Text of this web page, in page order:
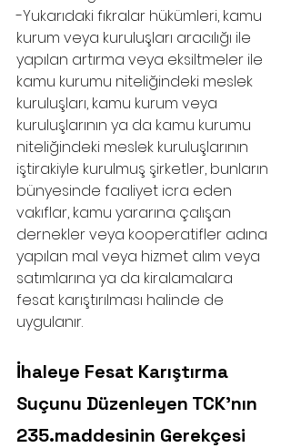
-Yukarıdaki fıkralar hükümleri, kamu
kurum veya kuruluşları aracılığı ile
yapılan artırma veya eksiltmeler ile
kamu kurumu niteliğindeki meslek
kuruluşları, kamu kurum veya
kuruluşlarının ya da kamu kurumu
niteliğindeki meslek kuruluşlarının
iştirakiyle kurulmuş şirketler, bunların
bünyesinde faaliyet icra eden
vakıflar, kamu yararına çalışan
dernekler veya kooperatifler adına
yapılan mal veya hizmet alım veya
satımlarına ya da kiralamalara
fesat karıştırılması halinde de
uygulanır.
İhaleye Fesat Karıştırma
Suçunu Düzenleyen TCK'nın
235.maddesinin Gerekçesi